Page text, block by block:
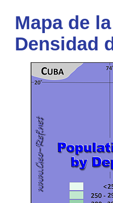
Mapa de
Densidad